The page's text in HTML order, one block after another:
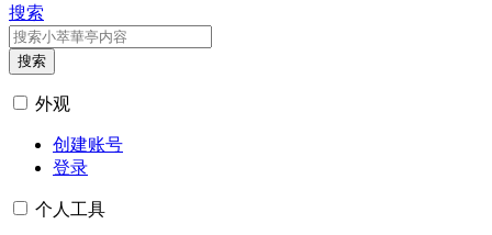
搜索
搜索
外观
创建账号
登录
个人工具